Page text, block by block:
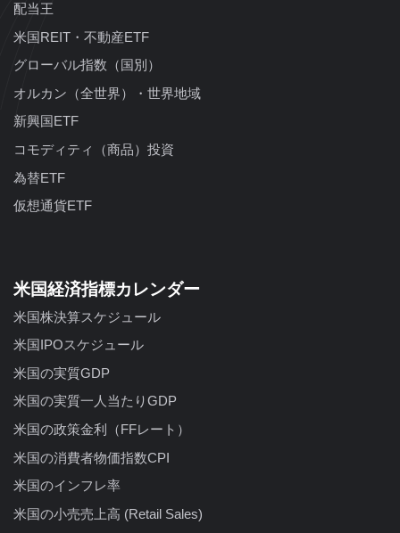
配当王
米国REIT・不動産ETF
グローバル指数（国別）
オルカン（全世界）・世界地域
新興国ETF
コモディティ（商品）投資
為替ETF
仮想通貨ETF
米国経済指標カレンダー
米国株決算スケジュール
米国IPOスケジュール
米国の実質GDP
米国の実質一人当たりGDP
米国の政策金利（FFレート）
米国の消費者物価指数CPI
米国のインフレ率
米国の小売売上高 (Retail Sales)